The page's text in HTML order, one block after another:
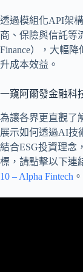
透過模組化API架
商、保險與信託等
Finance），大幅
升成本效益。
一窺阿爾發金融科
為讓各界更直觀了
展示如何透過AI技
結合ESG投資理念
標，請點擊以下連
10 – Alpha Fintech 。